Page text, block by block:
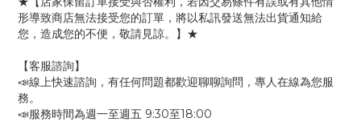
形導致商店無法接受您的訂單，將以私訊發送無法出貨通知給
您，造成您的不便，敬請見諒。】★
【客服諮詢】
📣線上快速諮詢，有任何問題都歡迎聊聊詢問，專人在線為您服
務。
📣服務時間為週一至週五 9:30至18:00